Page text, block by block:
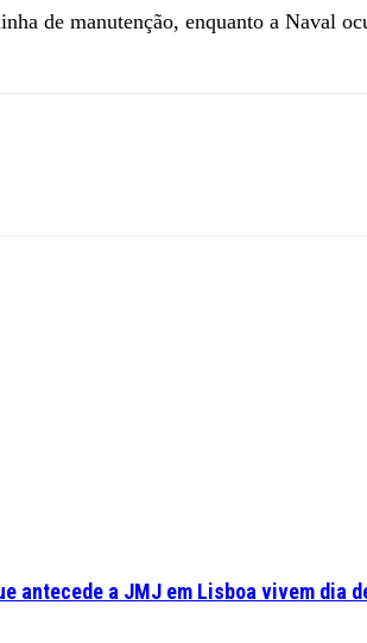
de manutenção, enquanto a Naval
antecede a JMJ em Lisboa vivem dia